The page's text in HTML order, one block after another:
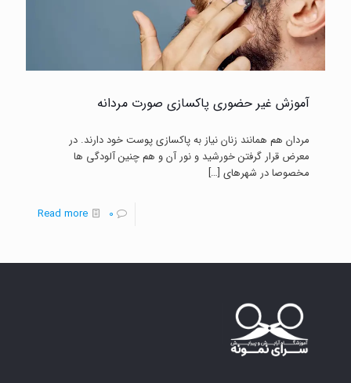
آموزش غیر حضوری پاکسازی صورت مردانه
مردان هم همانند زنان نیاز به پاکسازی پوست خود دارند. در
معرض قرار گرفتن خورشید و نور آن و هم چنین آلودگی ها
مخصوصا در شهرهای […]
0
Read more
-
غیر